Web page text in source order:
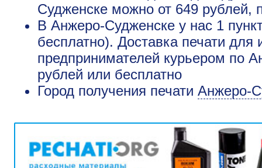
Судженске можно от 649 рублей,
В Анжеро-Судженске у нас 1
бесплатно). Доставка печати для
предпринимателей курьером по
рублей или бесплатно
Город получения печати Анжеро-